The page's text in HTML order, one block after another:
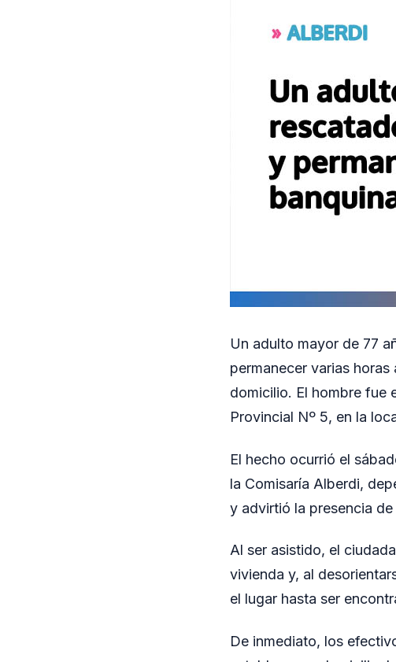
Un adulto mayor de 77
permanecer varias
domicilio. El hombre fue
Provincial Nº 5, en la
El hecho ocurrió el
la Comisaría Alberdi,
y advirtió la presencia
Al ser asistido, el
vivienda y, al
el lugar hasta ser
De inmediato, los